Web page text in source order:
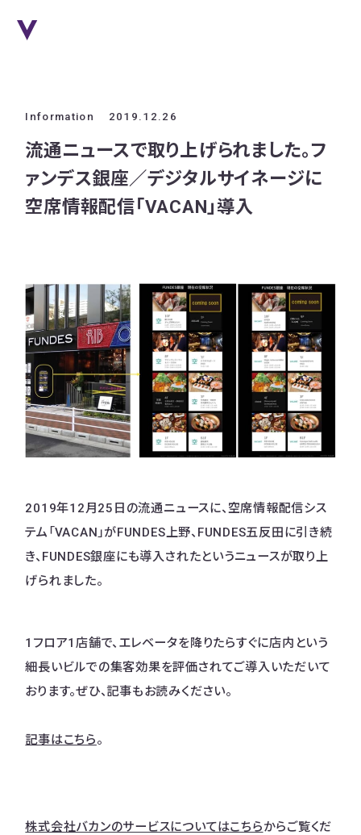
Information 2019.12.26
流通ニュースで取り上げられました。フ
ァンデス銀座／デジタルサイネージに
空席情報配信「VACAN」導入
2019年12月25日の流通ニュースに、空席情報配信シス
テム「VACAN」がFUNDES上野、FUNDES五反田に引き続
き、FUNDES銀座にも導入されたというニュースが取り上
げられました。
1フロア1店舗で、エレベータを降りたらすぐに店内という
細長いビルでの集客効果を評価されてご導入いただいて
おります。ぜひ、記事もお読みください。
記事はこちら。
株式会社バカンのサービスについてはこちらからご覧くだ